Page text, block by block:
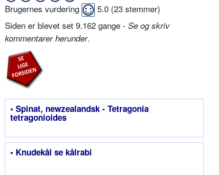
Brugernes vurdering 5.0 (23 stemmer)
Siden er blevet set 9.162 gange - Se og skriv
kommentarer herunder.
• Spinat, newzealandsk - Tetragonia
tetragonioides
• Knudekål se kålrabi